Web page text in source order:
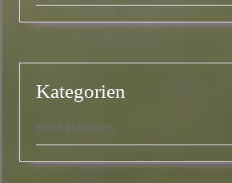
Kategorien
Beckenboden